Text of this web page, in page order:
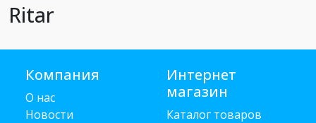
Ritar
Компания
О нас
Новости
Интернет
магазин
Каталог товаров